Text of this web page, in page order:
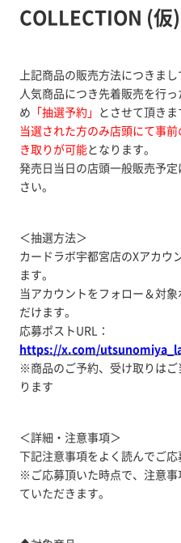
COLLECTION (仮)
上記商品の販売方法につきまし
人気商品につき先着販売を行
め 「抽選予約」 とさせて頂きま
当選された方のみ店頭にて事
き取りが可能となります。
発売日当日の店頭一般販売予
さい。
＜抽選方法＞
カードラボ宇都宮店のXアカウ
ます。
当アカウントをフォロー＆対
だけます。
応募ポストURL：
https://x.com/
※商品のご予約、受け取りは
ります
＜詳細・注意事項＞
下記注意事項をよく読んでご応
※ご応募頂いた時点で、注意
ていただきます。